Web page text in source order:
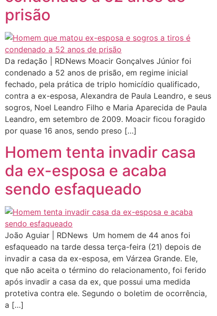
prisão
Da redação | RDNews Moacir Gonçalves Júnior foi
condenado a 52 anos de prisão, em regime inicial
fechado, pela prática de triplo homicídio qualificado,
contra a ex-esposa, Alexandra de Paula Leandro, e seus
sogros, Noel Leandro Filho e Maria Aparecida de Paula
Leandro, em setembro de 2009. Moacir ficou foragido
por quase 16 anos, sendo preso […]
Homem tenta invadir casa
da ex-esposa e acaba
sendo esfaqueado
João Aguiar | RDNews Um homem de 44 anos foi
esfaqueado na tarde dessa terça-feira (21) depois de
invadir a casa da ex-esposa, em Várzea Grande. Ele,
que não aceita o término do relacionamento, foi ferido
após invadir a casa da ex, que possui uma medida
protetiva contra ele. Segundo o boletim de ocorrência,
a […]